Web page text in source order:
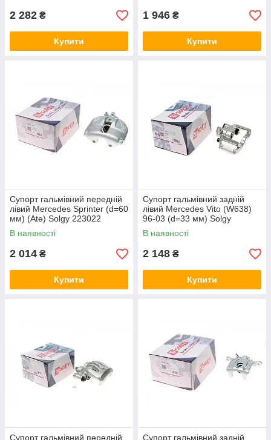
2 282 ₴
Купити
1 946 ₴
Купити
Супорт гальмівний передній
лівий Mercedes Sprinter (d=60
мм) (Ate) Solgy 223022
В наявності
2 014 ₴
Купити
Супорт гальмівний задній
лівий Mercedes Vito (W638)
96-03 (d=33 мм) Solgy
223019
В наявності
2 148 ₴
Купити
Супорт гальмівний передній
Супорт гальмівний задній